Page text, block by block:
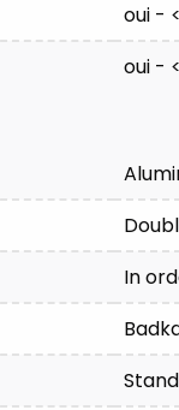
oui -
oui -
In